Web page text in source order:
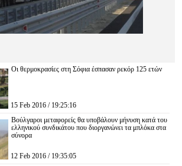
Οι θερμοκρασίες στη Σόφια έσπασαν ρεκόρ 125 ετών
15 Feb 2016 / 19:25:16
Βούλγαροι μεταφορείς θα υποβάλουν μήνυση κατά του
ελληνικού συνδικάτου που διοργανώνει τα μπλόκα στα
σύνορα
12 Feb 2016 / 19:35:05